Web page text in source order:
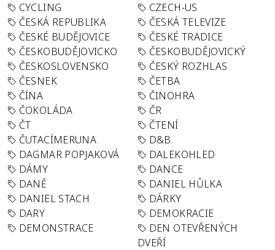
CYCLING
CZECH-US
ČESKÁ REPUBLIKA
ČESKÁ TELEVIZE
ČESKÉ BUDĚJOVICE
ČESKÉ TRADICE
ČESKOBUDĚJOVICKO
ČESKOBUDĚJOVICKÝ
ČESKOSLOVENSKO
ČESKÝ ROZHLAS
ČESNEK
ČETBA
ČÍNA
ČINOHRA
ČOKOLÁDA
ČR
ČT
ČTENÍ
ČUTACÍMERUNA
D&B
DAGMAR POPJAKOVÁ
DALEKOHLED
DÁMY
DANCE
DANĚ
DANIEL HŮLKA
DANIEL STACH
DÁRKY
DARY
DEMOKRACIE
DEMONSTRACE
DEN OTEVŘENÝCH
DVEŘÍ